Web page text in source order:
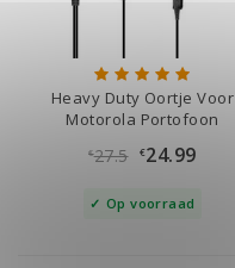
Heavy Duty Oortje Voor
Motorola Portofoon
€27.5 €24.99
Op voorraad